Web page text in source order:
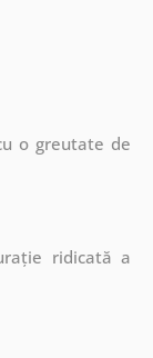
o greutate de
ridicată a